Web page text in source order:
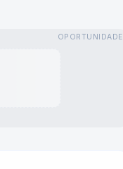
OPORTUNIDADE